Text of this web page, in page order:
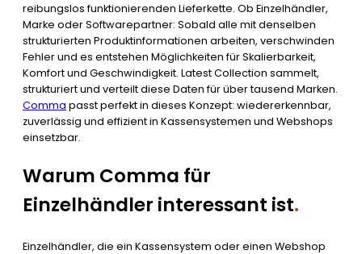
reibungslos funktionierenden Lieferkette. Ob Einzelhändler,
Marke oder Softwarepartner: Sobald alle mit denselben
strukturierten Produktinformationen arbeiten, verschwinden
Fehler und es entstehen Möglichkeiten für Skalierbarkeit,
Komfort und Geschwindigkeit. Latest Collection sammelt,
strukturiert und verteilt diese Daten für über tausend Marken.
Comma passt perfekt in dieses Konzept: wiedererkennbar,
zuverlässig und effizient in Kassensystemen und Webshops
einsetzbar.
Warum Comma für
Einzelhändler interessant ist.
Einzelhändler, die ein Kassensystem oder einen Webshop